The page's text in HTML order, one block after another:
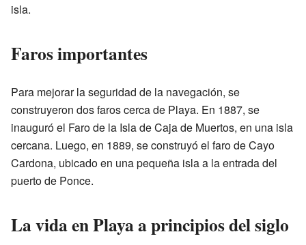
isla.
Faros importantes
Para mejorar la seguridad de la navegación, se
construyeron dos faros cerca de Playa. En 1887, se
inauguró el Faro de la Isla de Caja de Muertos, en una isla
cercana. Luego, en 1889, se construyó el faro de Cayo
Cardona, ubicado en una pequeña isla a la entrada del
puerto de Ponce.
La vida en Playa a principios del siglo